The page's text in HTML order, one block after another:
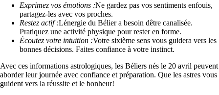
Exprimez vos émotions :Ne gardez pas vos sentiments enfouis,
partagez-les avec vos proches.
Restez actif :Lénergie du Bélier a besoin dêtre canalisée.
Pratiquez une activité physique pour rester en forme.
Écoutez votre intuition :Votre sixième sens vous guidera vers les
bonnes décisions. Faites confiance à votre instinct.
Avec ces informations astrologiques, les Béliers nés le 20 avril peuvent
aborder leur journée avec confiance et préparation. Que les astres vous
guident vers la réussite et le bonheur!